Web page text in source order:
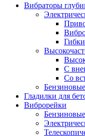
Вибраторы
С
Cо
Бензиновые
Гладилки для
Виброрейки
Бензиновые